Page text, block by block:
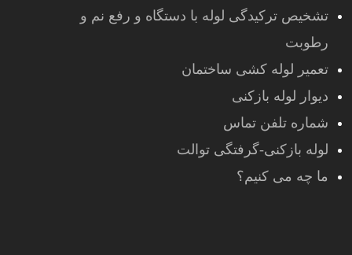
تشخیص ترکیدگی لوله با دستگاه و رفع نم و
رطوبت
تعمیر لوله کشی ساختمان
دیوار لوله بازکنی
شماره تلفن تماس
لوله بازکنی-گرفتگی توالت
ما چه می کنیم؟